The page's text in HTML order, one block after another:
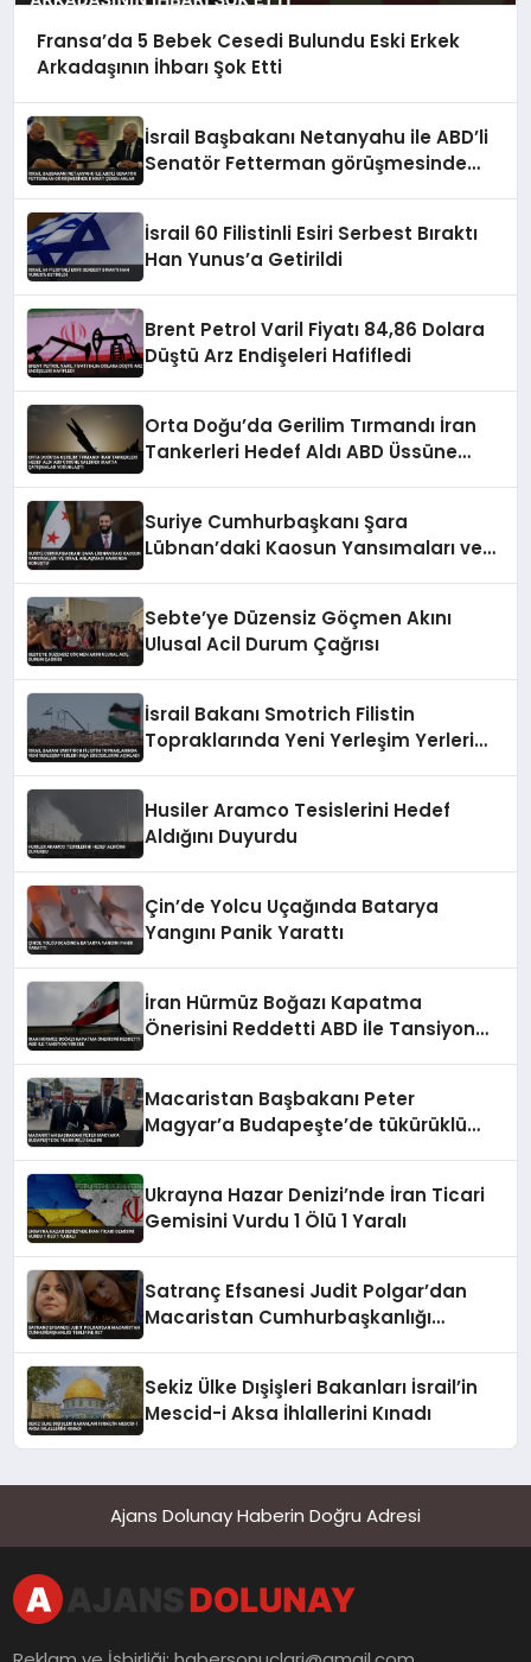
Fransa’da 5 Bebek Cesedi Bulundu Eski Erkek
Arkadaşının İhbarı Şok Etti
İsrail Başbakanı Netanyahu ile ABD’li
Senatör Fetterman görüşmesinde
İsrail 60 Filistinli Esiri Serbest Bıraktı
Han Yunus’a Getirildi
Brent Petrol Varil Fiyatı 84,86 Dolara
Düştü Arz Endişeleri Hafifledi
Orta Doğu’da Gerilim Tırmandı İran
Tankerleri Hedef Aldı ABD Üssüne
Suriye Cumhurbaşkanı Şara
Lübnan’daki Kaosun Yansımaları ve
Sebte’ye Düzensiz Göçmen Akını
Ulusal Acil Durum Çağrısı
İsrail Bakanı Smotrich Filistin
Topraklarında Yeni Yerleşim Yerleri
Husiler Aramco Tesislerini Hedef
Aldığını Duyurdu
Çin’de Yolcu Uçağında Batarya
Yangını Panik Yarattı
İran Hürmüz Boğazı Kapatma
Önerisini Reddetti ABD İle Tansiyon
Macaristan Başbakanı Peter
Magyar’a Budapeşte’de tükürüklü
Ukrayna Hazar Denizi’nde İran Ticari
Gemisini Vurdu 1 Ölü 1 Yaralı
Satranç Efsanesi Judit Polgar’dan
Macaristan Cumhurbaşkanlığı
Sekiz Ülke Dışişleri Bakanları İsrail’in
Mescid-i Aksa İhlallerini Kınadı
Ajans Dolunay Haberin Doğru Adresi